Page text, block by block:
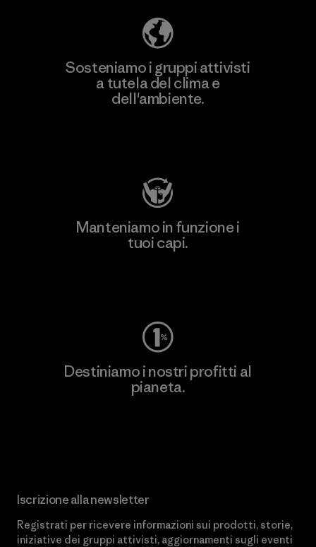
Sosteniamo i gruppi attivisti
a tutela del clima e
dell'ambiente.
Manteniamo in funzione i
tuoi capi.
Destiniamo i nostri profitti al
pianeta.
Iscrizione alla newsletter
Registrati per ricevere informazioni sui prodotti, storie,
iniziative dei gruppi attivisti, aggiornamenti sugli eventi